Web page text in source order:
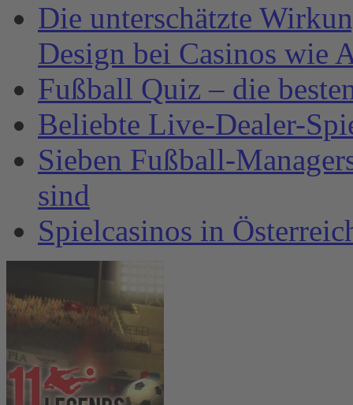
Die unterschätzte
Design bei Casinos wie
Fußball Quiz – die
Beliebte Live-Dealer-
Sieben Fußball-
sind
Spielcasinos in